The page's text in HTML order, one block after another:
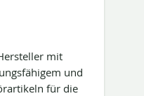
mit
und
für die